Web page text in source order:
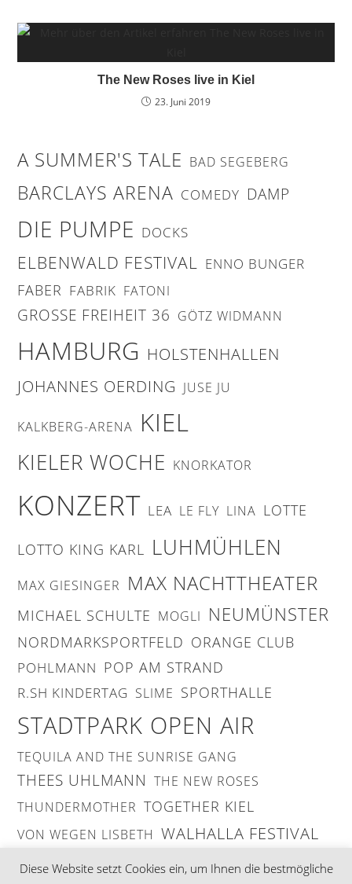
The New Roses live in Kiel
23. Juni 2019
A SUMMER'S TALE BAD SEGEBERG
BARCLAYS ARENA COMEDY DAMP
DIE PUMPE DOCKS
ELBENWALD FESTIVAL ENNO BUNGER
FABER FABRIK FATONI
GROSSE FREIHEIT 36 GÖTZ WIDMANN
HAMBURG HOLSTENHALLEN
JOHANNES OERDING JUSE JU
KALKBERG-ARENA KIEL
KIELER WOCHE KNORKATOR
KONZERT LEA LE FLY LINA LOTTE
LOTTO KING KARL LUHMÜHLEN
MAX GIESINGER MAX NACHTTHEATER
MICHAEL SCHULTE MOGLI NEUMÜNSTER
NORDMARKSPORTFELD ORANGE CLUB
POHLMANN POP AM STRAND
R.SH KINDERTAG SLIME SPORTHALLE
STADTPARK OPEN AIR
TEQUILA AND THE SUNRISE GANG
THEES UHLMANN THE NEW ROSES
THUNDERMOTHER TOGETHER KIEL
VON WEGEN LISBETH WALHALLA FESTIVAL
Diese Website setzt Cookies ein, um Ihnen die bestmögliche